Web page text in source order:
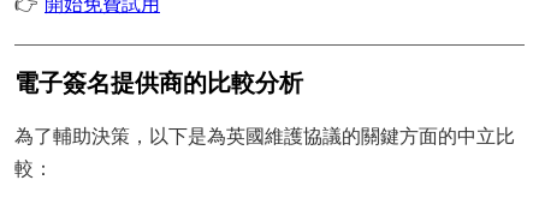
電子簽名提供商的比較分析
為了輔助決策，以下是為英國維護協議的關鍵方面的中立比
較：